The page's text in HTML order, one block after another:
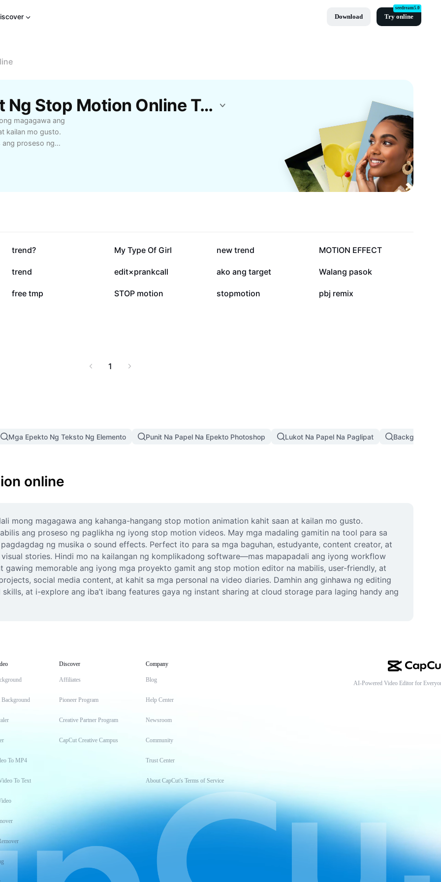
Download Try online
seedream5.0
Libreng Mga Pang-Edit Ng Stop Motion Online Template Mula Sa CapCut
magagawa ang
kailan mo gusto.
ang proseso ng
pagdagdag ng
ngayon at gawing
editor na mabilis,
projects,
diaries. Damhin ang
technical skills, at
at cloud storage
332.8K
trend? 146K
My Type Of Girl 134.7K
new trend 36.8K
MOTION EFFECT
27.2K
trend 26.7K
edit×prankcall 12.5K
ako ang target 8.2K
Walang pasok
3K
free tmp 1.9K
STOP motion 277
stopmotion 204
pbj remix
1
Mga Epekto Ng Teksto Ng Elemento Punit Na Papel Na Epekto Photoshop Lukot Na Papel Na Paglipat Background
online
mong magagawa ang kahanga-hangang stop motion animation kahit saan at kailan mo gusto.
ang proseso ng paglikha ng iyong stop motion videos. May mga madaling gamitin na tool para sa
ng musika o sound effects. Perfect ito para sa mga baguhan, estudyante, content creator, at
stories. Hindi mo na kailangan ng komplikadong software—mas mapapadali ang iyong workflow
gawing memorable ang iyong mga proyekto gamit ang stop motion editor na mabilis, user-friendly, at
social media content, at kahit sa mga personal na video diaries. Damhin ang ginhawa ng editing
at i-explore ang iba’t ibang features gaya ng instant sharing at cloud storage para laging handy ang
Background
To MP4
To Text
Discover
Affiliates
Pioneer Program
Creative Partner Program
CapCut Creative Campus
Company
Blog
Help Center
Newsroom
Community
Trust Center
About CapCut's Terms of Service
AI-Powered Video Editor for